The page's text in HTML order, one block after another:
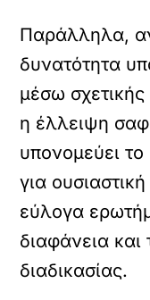
Παράλληλα,
δυνατότητα
μέσω
η έλλειψη
υπονομεύει
για
εύλογα
διαφάνεια και
διαδικασίας.